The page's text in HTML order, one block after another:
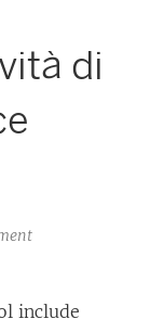
di
include